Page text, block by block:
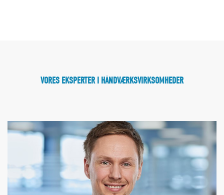
VORES EKSPERTER I HÅNDVÆRKSVIRKSOMHEDER